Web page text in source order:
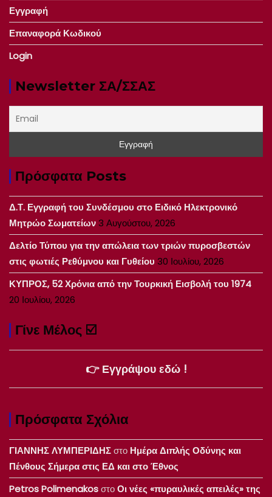
Εγγραφή
Επαναφορά Κωδικού
Login
Newsletter ΣΑ/ΣΣΑΣ
Πρόσφατα Posts
Δ.Τ. Εγγραφή του Συνδέσμου στο Ειδικό Ηλεκτρονικό
Μητρώο Σωματείων3 Αυγούστου, 2026
Δελτίο Τύπου για την απώλεια των τριών πυροσβεστών
στις φωτιές Ρεθύμνου και Γυθείου 30 Ιουλίου, 2026
ΚΥΠΡΟΣ, 52 Χρόνια από την Τουρκική Εισβολή του 1974
20 Ιουλίου, 2026
Γίνε Μέλος ☑️
👉 Εγγράψου εδώ !
Πρόσφατα Σχόλια
ΓΙΑΝΝΗΣ ΛΥΜΠΕΡΙΔΗΣστο Ημέρα Διπλής Οδύνης και
Πένθους Σήμερα στις ΕΔ και στο Έθνος
Petros PolimenakosστοΟι νέες «πυραυλικές απειλές» της